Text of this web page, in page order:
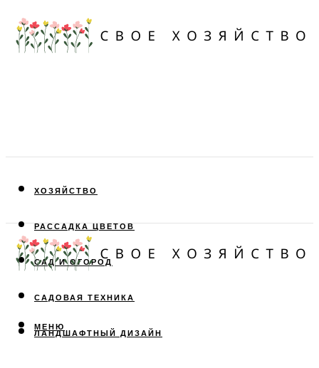
ХОЗЯЙСТВО
РАССАДКА ЦВЕТОВ
САД И ОГОРОД
САДОВАЯ ТЕХНИКА
ЛАНДШАФТНЫЙ ДИЗАЙН
МЕНЮ